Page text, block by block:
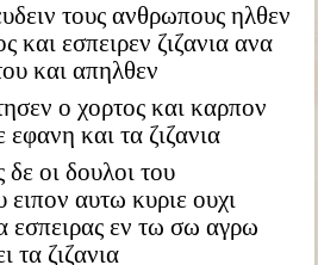
τους ανθρωπους ηλθεν
και εσπειρεν ζιζανια ανα
και απηλθεν
ο χορτος και καρπον
εφανη και τα ζιζανια
δε οι δουλοι του
ειπον αυτω κυριε ουχι
εσπειρας εν τω σω αγρω
τα ζιζανια